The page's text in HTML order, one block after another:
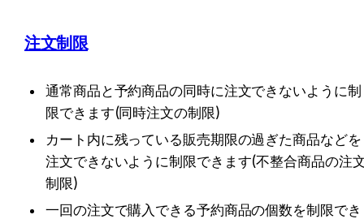
注文制限
通常商品と予約商品の同時に注文できないように制
限できます(同時注文の制限)
カート内に残っている販売期限の過ぎた商品などを
注文できないように制限できます(不整合商品の注
制限)
一回の注文で購入できる予約商品の個数を制限でき